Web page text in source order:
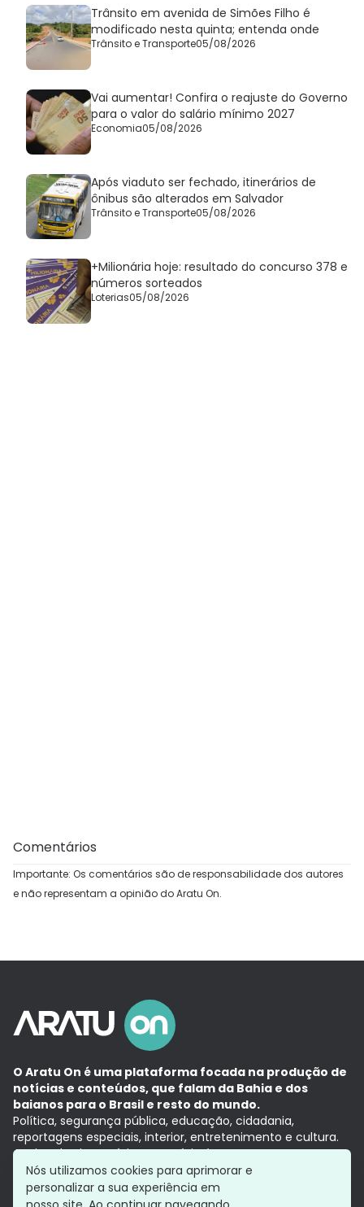
Trânsito em avenida de Simões Filho é
modificado nesta quinta; entenda onde
Trânsito e Transporte05/08/2026
Vai aumentar! Confira o reajuste do Governo
para o valor do salário mínimo 2027
Economia05/08/2026
Após viaduto ser fechado, itinerários de
ônibus são alterados em Salvador
Trânsito e Transporte05/08/2026
+Milionária hoje: resultado do concurso 378 e
números sorteados
Loterias05/08/2026
Comentários
Importante: Os comentários são de responsabilidade dos autores
e não representam a opinião do Aratu On.
O Aratu On é uma plataforma focada na produção de
notícias e conteúdos, que falam da Bahia e dos
baianos para o Brasil e resto do mundo.
Política, segurança pública, educação, cidadania,
reportagens especiais, interior, entretenimento e cultura.
Aqui, tudo vira notícia e a notícia é no tempo presente,
com a credibilidade do Grupo Aratu.
Grupo Aratu
Política de privacidade
Nós utilizamos cookies para aprimorar e
personalizar a sua experiência em